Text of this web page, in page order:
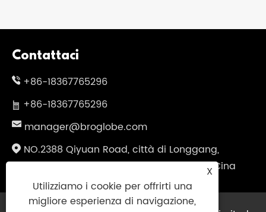
Contattaci
+86-18367765296
+86-18367765296
manager@broglobe.com
NO.2388 Qiyuan Road, città di Longgang,
città di Wenzhou, provincia di Zhejiang, Cina
X
Utilizziamo i cookie per offrirti una
migliore esperienza di navigazione,